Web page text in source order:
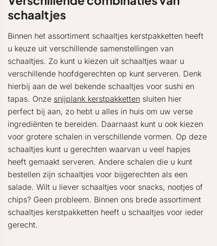
schaaltjes
Binnen het assortiment schaaltjes kerstpakketten heeft
u keuze uit verschillende samenstellingen van
schaaltjes. Zo kunt u kiezen uit schaaltjes waar u
verschillende hoofdgerechten op kunt serveren. Denk
hierbij aan de wel bekende schaaltjes voor sushi en
tapas. Onze snijplank kerstpakketten sluiten hier
perfect bij aan, zo hebt u alles in huis om uw verse
ingrediënten te bereiden. Daarnaast kunt u ook kiezen
voor grotere schalen in verschillende vormen. Op deze
schaaltjes kunt u gerechten waarvan u veel hapjes
heeft gemaakt serveren. Andere schalen die u kunt
bestellen zijn schaaltjes voor bijgerechten als een
salade. Wilt u liever schaaltjes voor snacks, nootjes of
chips? Geen probleem. Binnen ons brede assortiment
schaaltjes kerstpakketten heeft u schaaltjes voor ieder
gerecht.